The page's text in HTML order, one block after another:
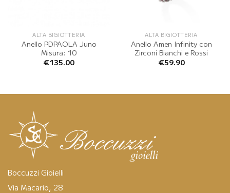
ALTA BIGIOTTERIA
Anello PDPAOLA Juno
Misura: 10
€135.00
ALTA BIGIOTTERIA
Anello Amen Infinity con
Zirconi Bianchi e Rossi
€59.90
Boccuzzi Gioielli
Via Macario, 28